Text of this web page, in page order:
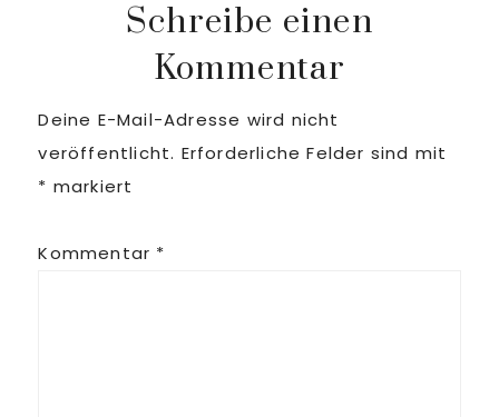
Schreibe einen
Kommentar
Deine E-Mail-Adresse wird nicht
veröffentlicht. Erforderliche Felder sind mit
* markiert
Kommentar *